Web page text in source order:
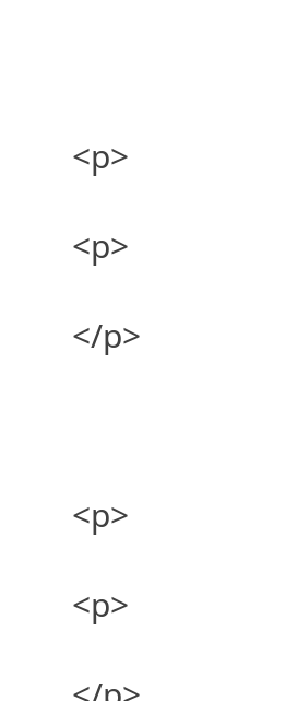
<p>
<p>
</p>
<p>
<p>